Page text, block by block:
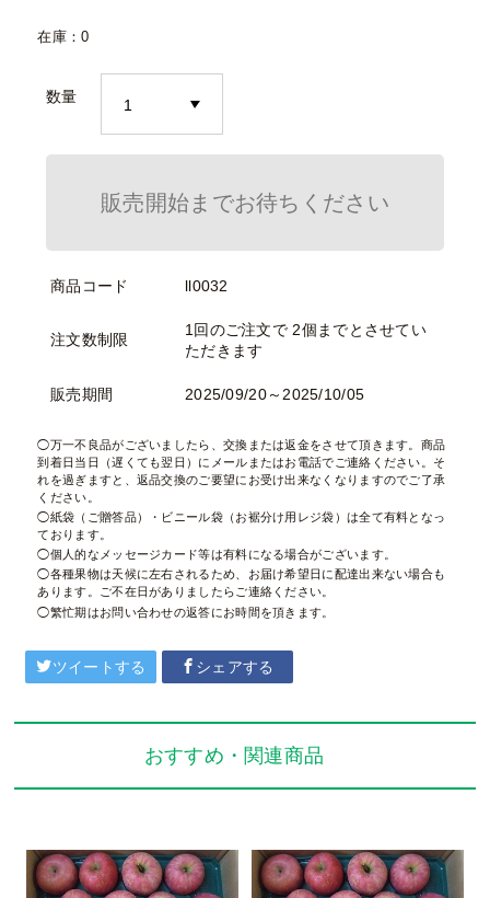
在庫：0
数量
販売開始までお待ちください
商品コード ll0032
注文数制限
1回のご注文で 2個までとさせてい
ただきます
販売期間 2025/09/20～2025/10/05
万一不良品がございましたら、交換または返金をさせて頂きます。商品
到着日当日（遅くても翌日）にメールまたはお電話でご連絡ください。そ
れを過ぎますと、返品交換のご要望にお受け出来なくなりますのでご了承
ください。
紙袋（ご贈答品）・ビニール袋（お裾分け用レジ袋）は全て有料となっ
ております。
個人的なメッセージカード等は有料になる場合がございます。
各種果物は天候に左右されるため、お届け希望日に配達出来ない場合も
あります。ご不在日がありましたらご連絡ください。
繁忙期はお問い合わせの返答にお時間を頂きます。
ツイートする シェアする
おすすめ・関連商品